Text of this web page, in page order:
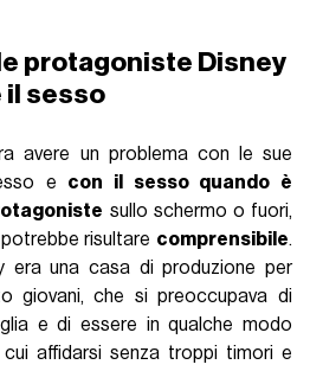
protagoniste Disney
il sesso
avere un problema con le sue
e con il sesso quando è
sullo schermo o fuori,
risultare comprensibile.
era una casa di produzione per
giovani, che si preoccupava di
e di essere in qualche modo
affidarsi senza troppi timori e